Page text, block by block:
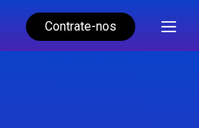
Contrate-nos